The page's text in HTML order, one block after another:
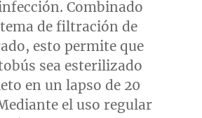
Combinado
de filtración de
esto permite que
sea esterilizado
en un lapso de 20
el uso regular